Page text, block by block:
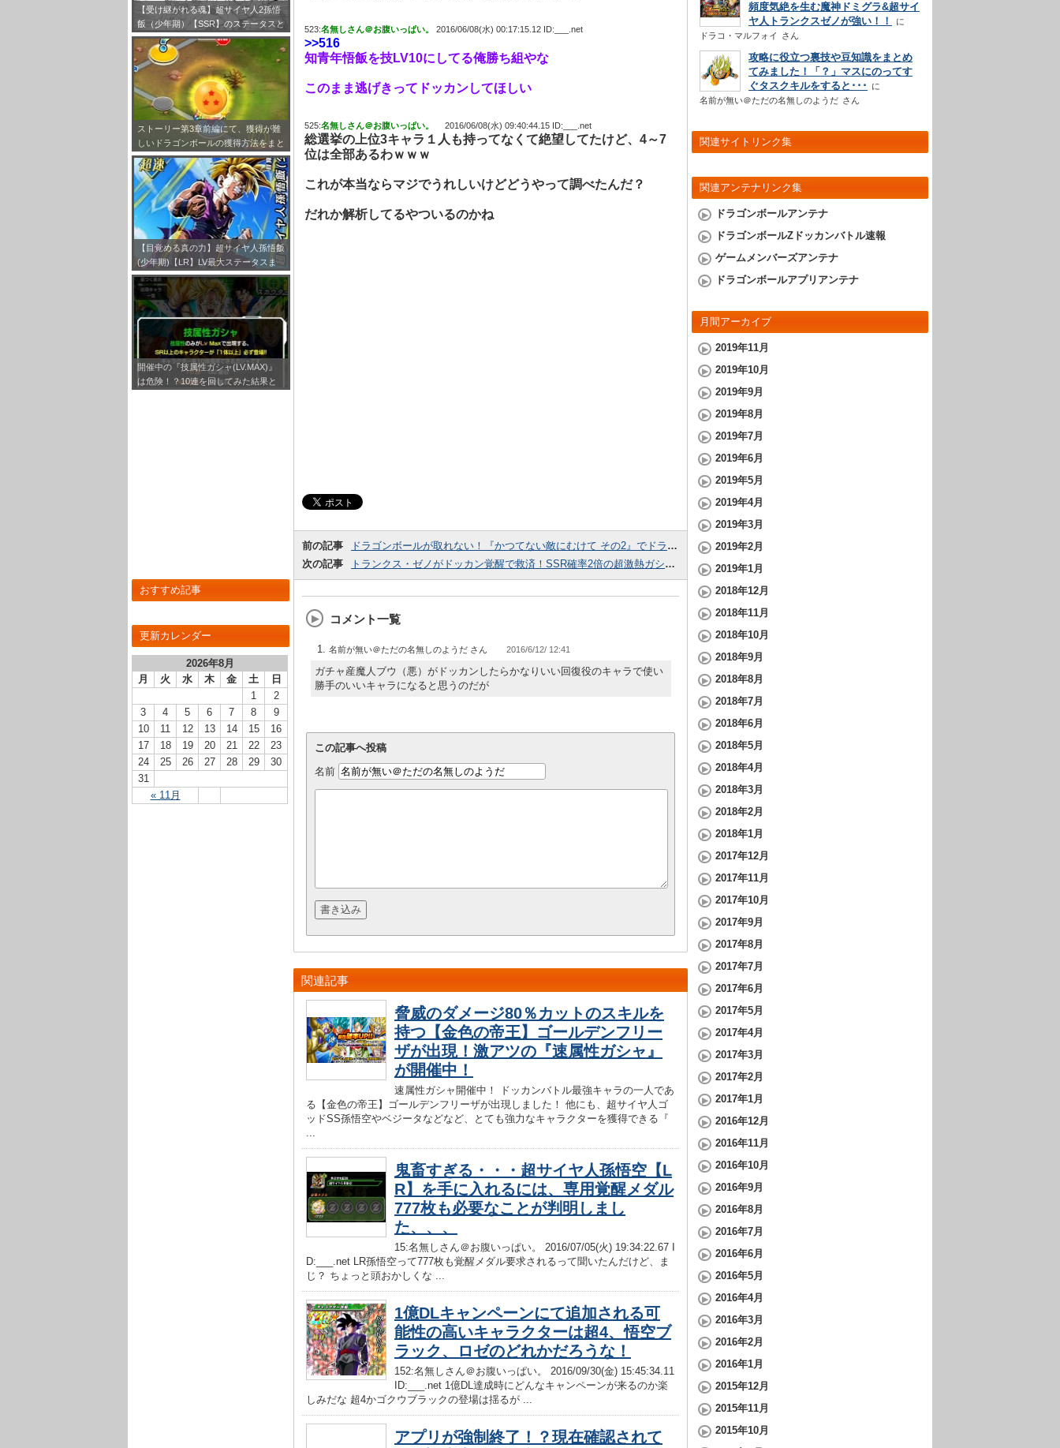
【受け継がれる魂】超サイヤ人2孫悟
飯（少年期）【SSR】のステータスと
キャラクター評価まとめ
ストーリー第3章前編にて、獲得が難
しいドラゴンボールの獲得方法をまと
めてみました！
【目覚める真の力】超サイヤ人孫悟飯
(少年期)【LR】LV最大ステータスま
とめ！
開催中の『技属性ガシャ(LV.MAX)』
は危険！？10連を回してみた結果と
おすすめ記事
更新カレンダー
2026年8月
月
火 水 木 金 土 日
« 11月
1
2
3
4 5 6 7 8
9
10
11 12 13 14 15
16
17
18 19 20 21 22
23
24
25 26 27 28 29
30
31
523:名無しさん＠お腹いっぱい。 2016/06/08(水) 00:17:15.12 ID:___.net
>>516
知青年悟飯を技LV10にしてる俺勝ち組やな
このまま逃げきってドッカンしてほしい
525:名無しさん＠お腹いっぱい。 2016/06/08(水) 09:40:44.15 ID:___.net
総選挙の上位3キャラ１人も持ってなくて絶望してたけど、4～7
位は全部あるわｗｗｗ
これが本当ならマジでうれしいけどどうやって調べたんだ？
だれか解析してるやついるのかね
前の記事
ドラゴンボールが取れない！『かつてない敵にむけて その2』でドラゴンボールをとるルートはここ！
次の記事
トランクス・ゼノがドッカン覚醒で救済！SSR確率2倍の超激熱ガシャ”昇龍祭”が開催中！
コメント一覧
名前が無い＠ただの名無しのようだ 2016/6/12/ 12:41
ガチャ産魔人ブウ（悪）がドッカンしたらかなりいい回復役のキャラで使い
勝手のいいキャラになると思うのだが
この記事へ投稿
名前
関連記事
脅威のダメージ80％カットのスキルを
持つ【金色の帝王】ゴールデンフリー
ザが出現！激アツの『速属性ガシャ』
が開催中！
速属性ガシャ開催中！ ドッカンバトル最強キャラの一人であ
る【金色の帝王】ゴールデンフリーザが出現しました！ 他にも、超サイヤ人ゴ
ッドSS孫悟空やベジータなどなど、とても強力なキャラクターを獲得できる『
...
鬼畜すぎる・・・超サイヤ人孫悟空【L
R】を手に入れるには、専用覚醒メダル
777枚も必要なことが判明しまし
た、、、
15:名無しさん＠お腹いっぱい。 2016/07/05(火) 19:34:22.67 I
D:___.net LR孫悟空って777枚も覚醒メダル要求されるって聞いたんだけど、ま
じ？ ちょっと頭おかしくな ...
1億DLキャンペーンにて追加される可
能性の高いキャラクターは超4、悟空ブ
ラック、ロゼのどれかだろうな！
152:名無しさん＠お腹いっぱい。 2016/09/30(金) 15:45:34.11
ID:___.net 1億DL達成時にどんなキャンペーンが来るのか楽
しみだな 超4かゴクウブラックの登場は揺るが ...
アプリが強制終了！？現在確認されて
頻度気絶を生む魔神ドミグラ&超サイ
ヤ人トランクスゼノが強い！！
ドラコ・マルフォイ さん
攻略に役立つ裏技や豆知識をまとめ
てみました！「？」マスにのってす
ぐタスクキルをすると･･･
名前が無い＠ただの名無しのようだ さん
関連サイトリンク集
関連アンテナリンク集
ドラゴンボールアンテナ
ドラゴンボールZドッカンバトル速報
ゲームメンバーズアンテナ
ドラゴンボールアプリアンテナ
月間アーカイブ
2019年11月
2019年10月
2019年9月
2019年8月
2019年7月
2019年6月
2019年5月
2019年4月
2019年3月
2019年2月
2019年1月
2018年12月
2018年11月
2018年10月
2018年9月
2018年8月
2018年7月
2018年6月
2018年5月
2018年4月
2018年3月
2018年2月
2018年1月
2017年12月
2017年11月
2017年10月
2017年9月
2017年8月
2017年7月
2017年6月
2017年5月
2017年4月
2017年3月
2017年2月
2017年1月
2016年12月
2016年11月
2016年10月
2016年9月
2016年8月
2016年7月
2016年6月
2016年5月
2016年4月
2016年3月
2016年2月
2016年1月
2015年12月
2015年11月
2015年10月